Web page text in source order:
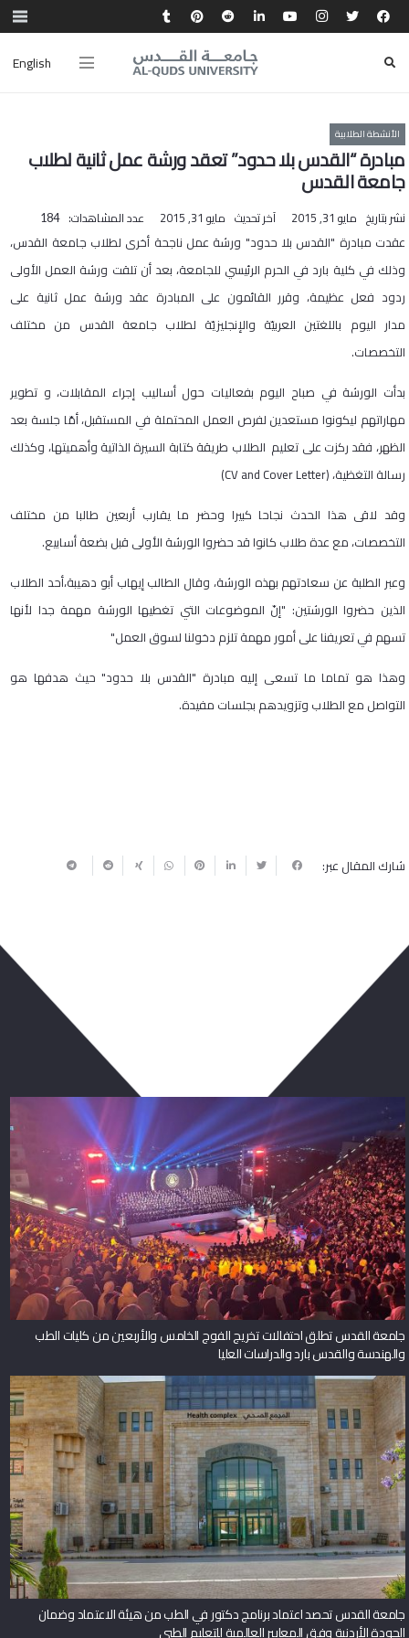
English
الأنشطة الطلابية
مبادرة “القدس بلا حدود” تعقد ورشة عمل ثانية لطلاب
جامعة القدس
نشر بتاريخ مايو 31, 2015 آخر تحديث مايو 31, 2015 عدد المشاهدات: 184
عقدت مبادرة "القدس بلا حدود" ورشة عمل ناجحة أخرى لطلاب جامعة القدس،
وذلك في كلية بارد في الحرم الرئيسي للجامعة، بعد أن تلقت ورشة العمل الأولى
ردود فعل عظيمة، وقرر القائمون على المبادرة عقد ورشة عملثانية على
مدار اليوم باللغتين العربيّة والإنجليزيّة لطلاب جامعة القدس من مختلف
التخصصات.
بدأت الورشة في صباح اليوم بفعاليات حول أساليب إجراء المقابلات، و تطوير
مهاراتهم ليكونوا مستعدين لفرص العمل المحتملة في المستقبل، أمّا جلسة بعد
الظهر، فقد ركزت على تعليم الطلاب طريقة كتابة السيرة الذاتية وأهميتها، وكذلك
رسالة التغظية، (CV and Cover Letter)
وقد لاقى هذا الحدث نجاحا كبيرا وحضر ما يقارب أربعين طالبا من مختلف
التخصصات، مع عدة طلاب كانوا قد حضروا الورشة الأولى قبل بضعة أسابيع.
وعبر الطلبة عن سعادتهم بهذه الورشة، وقال الطالب إيهاب أبو دهيبة،أحد الطلاب
الذين حضروا الورشتين: "إنّ الموضوعات التي تغطيها الورشة مهمة جدا لأنها
تسهم في تعريفنا على أمور مهمة تلزم دخولنا لسوق العمل"
وهذا هو تماما ما تسعى إليه مبادرة "القدس بلا حدود" حيث هدفها هو
التواصل مع الطلاب وتزويدهم بجلسات مفيدة.
شارك المقال عبر:
جامعة القدس تطلق احتفالات تخريج الفوج الخامس والأربعين من كليات الطب
والهندسة والقدس بارد والدراسات العليا
جامعة القدس تحصد اعتماد برنامج دكتور في الطب من هيئة الاعتماد وضمان
الجودة الأردنية وفق المعايير العالمية للتعليم الطبي